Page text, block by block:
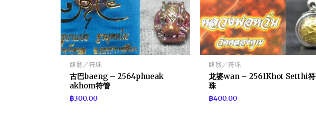
路翁／符珠
古巴baeng – 2564phueak
akhom符管
฿300.00
路翁／符珠
龙婆wan – 2561Khot Setthi符
珠
฿400.00